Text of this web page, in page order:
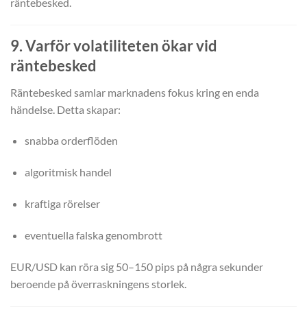
9. Varför volatiliteten ökar vid
räntebesked
Räntebesked samlar marknadens fokus kring en enda
händelse. Detta skapar:
snabba orderflöden
algoritmisk handel
kraftiga rörelser
eventuella falska genombrott
EUR/USD kan röra sig 50–150 pips på några sekunder
beroende på överraskningens storlek.